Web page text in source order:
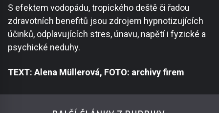
S efektem vodopádu, tropického deště či řadou
zdravotních benefitů jsou zdrojem hypnotizujících
účinků, odplavujících stres, únavu, napětí i fyzické a
psychické neduhy.
TEXT: Alena Müllerová, FOTO: archivy firem